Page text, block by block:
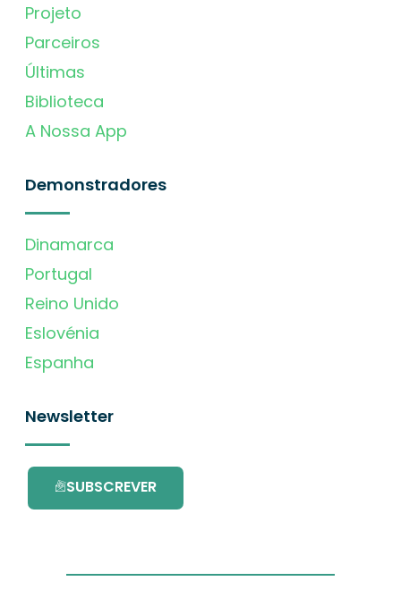
Projeto
Parceiros
Últimas
Biblioteca
A Nossa App
Demonstradores
Dinamarca
Portugal
Reino Unido
Eslovénia
Espanha
Newsletter
SUBSCREVER